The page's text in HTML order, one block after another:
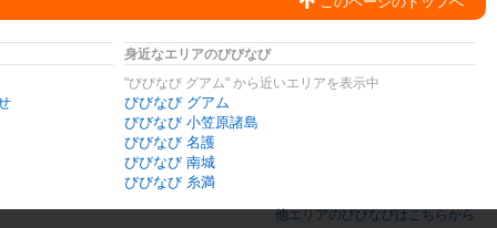
身近なエリアのびびなび
"びびなび グアム" から近いエリアを表示中
びびなび グアム
びびなび 小笠原諸島
びびなび 名護
びびなび 南城
びびなび 糸満
他エリアのびびなびはこちらから